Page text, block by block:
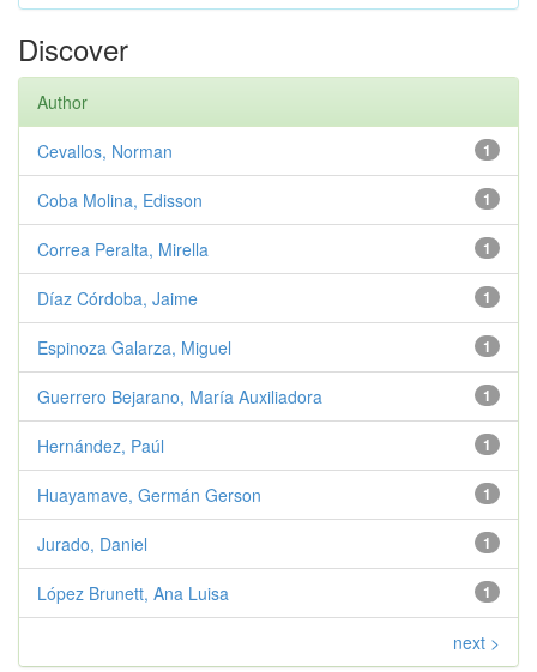
Discover
Author
1
Cevallos, Norman
1
Coba Molina, Edisson
1
Correa Peralta, Mirella
1
Díaz Córdoba, Jaime
1
Espinoza Galarza, Miguel
1
Guerrero Bejarano, María Auxiliadora
1
Hernández, Paúl
1
Huayamave, Germán Gerson
1
Jurado, Daniel
1
López Brunett, Ana Luisa
next >